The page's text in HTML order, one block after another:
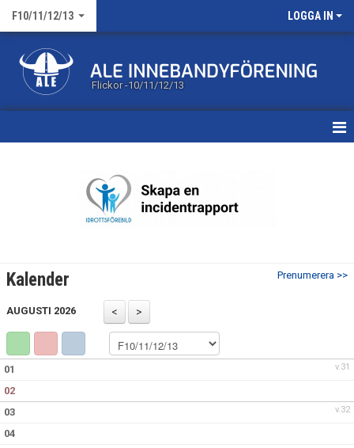
F10/11/12/13 LOGGA IN
Flickor -10/11/12/13
DOKUMENT
NYHETSARKIV
Prenumerera >>
Kalender
AUGUSTI 2026
v.31
01
02
v.32
03
04